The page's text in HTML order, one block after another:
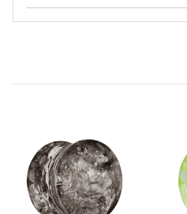
Produkteigenschaft
Wert